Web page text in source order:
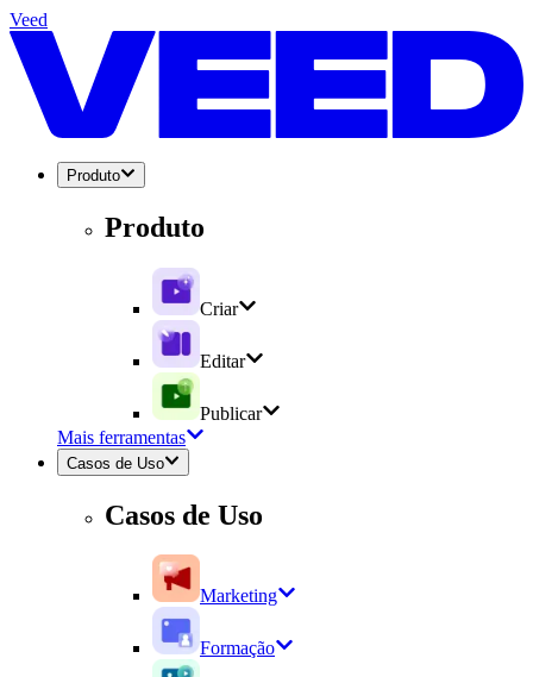
Veed
Produto
Produto
Criar
Editar
Publicar
Mais ferramentas
Casos de Uso
Casos de Uso
Marketing
Formação